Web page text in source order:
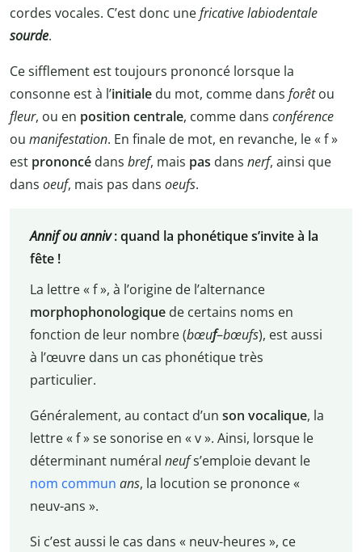
cordes vocales. C’est donc unefricative labiodentale
sourde.
Ce sifflement est toujours prononcé lorsque la
consonne est à l’initiale du mot, comme dans forêtou
fleur, ou en position centrale, comme dans conférence
ou manifestation. En finale de mot, en revanche, le « f »
est prononcé dans bref, mais pas dans nerf, ainsi que
dans oeuf, mais pas dans oeufs.
Annif ou anniv: quand la phonétique s’invite à la
fête !
La lettre « f », à l’origine de l’alternance
morphophonologique de certains noms en
fonction de leur nombre (bœuf–bœufs), est aussi
à l’œuvre dans un cas phonétique très
particulier.
Généralement, au contact d’un son vocalique, la
lettre « f » se sonorise en « v ». Ainsi, lorsque le
déterminant numéral neufs’emploie devant le
nom commun ans, la locution se prononce «
neuv-ans ».
Si c’est aussi le cas dans « neuv-heures », ce